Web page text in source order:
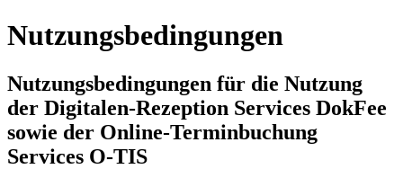
Nutzungsbedingungen
Nutzungsbedingungen für die Nutzung
der Digitalen-Rezeption Services DokFee
sowie der Online-Terminbuchung
Services O-TIS